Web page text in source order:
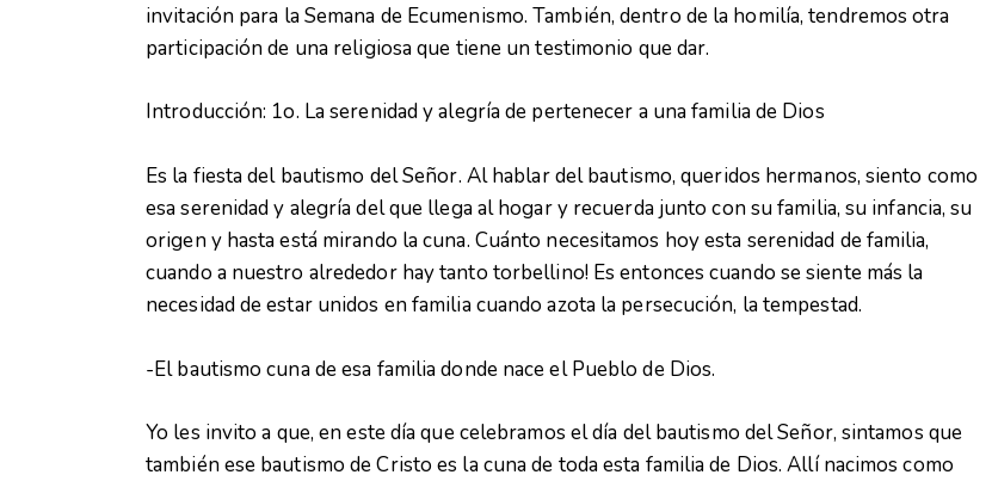
invitación para la Semana de Ecumenismo. También, dentro de la homilía, tendremos otra
participación de una religiosa que tiene un testimonio que dar.
Introducción: 1o. La serenidad y alegría de pertenecer a una familia de Dios
Es la fiesta del bautismo del Señor. Al hablar del bautismo, queridos hermanos, siento como
esa serenidad y alegría del que llega al hogar y recuerda junto con su familia, su infancia, su
origen y hasta está mirando la cuna. Cuánto necesitamos hoy esta serenidad de familia,
cuando a nuestro alrededor hay tanto torbellino! Es entonces cuando se siente más la
necesidad de estar unidos en familia cuando azota la persecución, la tempestad.
-El bautismo cuna de esa familia donde nace el Pueblo de Dios.
Yo les invito a que, en este día que celebramos el día del bautismo del Señor, sintamos que
también ese bautismo de Cristo es la cuna de toda esta familia de Dios. Allí nacimos como